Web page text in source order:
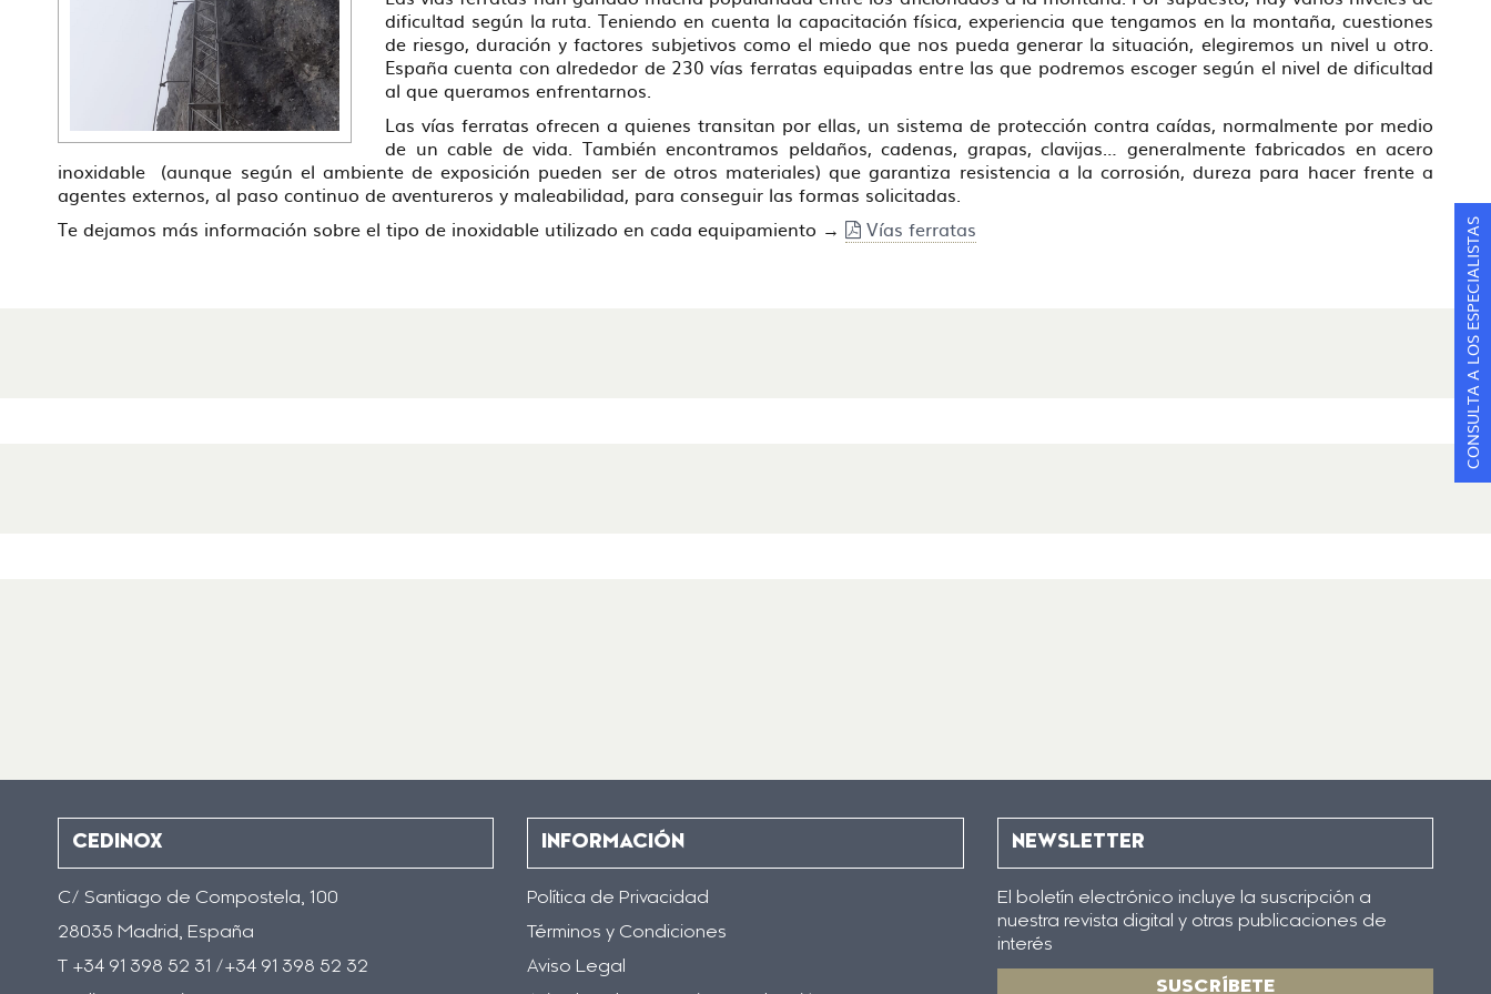
dificultad según la ruta. Teniendo en cuenta la capacitación física, experiencia que tengamos en la montaña, cuestiones
de riesgo, duración y factores subjetivos como el miedo que nos pueda generar la situación, elegiremos un nivel u otro.
España cuenta con alrededor de 230 vías ferratas equipadas entre las que podremos escoger según el nivel de dificultad
al que queramos enfrentarnos.
Las vías ferratas ofrecen a quienes transitan por ellas, un sistema de protección contra caídas, normalmente por medio
de un cable de vida. También encontramos peldaños, cadenas, grapas, clavijas… generalmente fabricados en acero
inoxidable (aunque según el ambiente de exposición pueden ser de otros materiales) que garantiza resistencia a la corrosión, dureza para hacer frente a
agentes externos, al paso continuo de aventureros y maleabilidad, para conseguir las formas solicitadas.
Te dejamos más información sobre el tipo de inoxidable utilizado en cada equipamiento →
Vías ferratas
CEDINOX
C/ Santiago de Compostela, 100
28035 Madrid, España
T +34 91 398 52 31 /+34 91 398 52 32
INFORMACIÓN
Política de Privacidad
Términos y Condiciones
Aviso Legal
NEWSLETTER
El boletín electrónico incluye la suscripción a
nuestra revista digital y otras publicaciones de
interés
SUSCRÍBETE
CONSULTA A LOS ESPECIALISTAS